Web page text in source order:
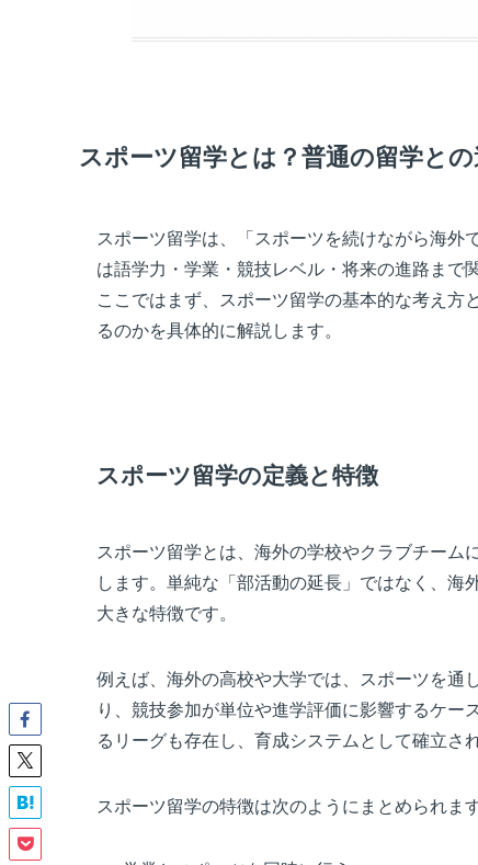
スポーツ留学とは？普通の留学と
スポーツ留学は、「スポーツを続けながら海外
は語学力・学業・競技レベル・将来の進路まで
ここではまず、スポーツ留学の基本的な考え方
るのかを具体的に解説します。
スポーツ留学の定義と特徴
スポーツ留学とは、海外の学校やクラブチーム
します。単純な「部活動の延長」ではなく、
大きな特徴です。
例えば、海外の高校や大学では、スポーツを通
り、競技参加が単位や進学評価に影響するケ
るリーグも存在し、育成システムとして確立さ
スポーツ留学の特徴は次のようにまとめられます